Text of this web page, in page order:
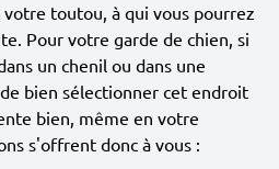
toutou, à qui vous pourrez
Pour votre garde de chien, si
un chenil ou dans une
bien sélectionner cet endroit
bien, même en votre
s'offrent donc à vous :